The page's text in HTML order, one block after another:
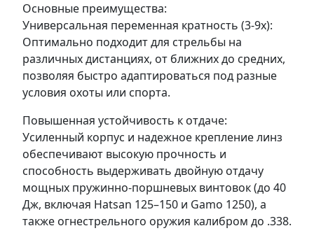
Основные преимущества:
Универсальная переменная кратность (3-9x):
Оптимально подходит для стрельбы на
различных дистанциях, от ближних до средних,
позволяя быстро адаптироваться под разные
условия охоты или спорта.
Повышенная устойчивость к отдаче:
Усиленный корпус и надежное крепление линз
обеспечивают высокую прочность и
способность выдерживать двойную отдачу
мощных пружинно-поршневых винтовок (до 40
Дж, включая Hatsan 125–150 и Gamo 1250), а
также огнестрельного оружия калибром до .338.